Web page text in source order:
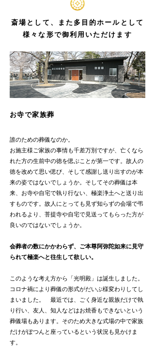
斎場として、また多目的ホールとして
様々な形で御利用いただけます
お寺で家族葬
誰のための葬儀なのか。
お施主様ご家族の事情も千差万別ですが、亡くなら
れた方の生前中の徳を偲ぶことが第一です。故人の
徳を改めて思い偲び、そして感謝し送り出すのが本
来の姿ではないでしょうか。そしてその葬儀は本
来、お寺や自宅で執り行ない、極楽浄土へと送り出
すものです。故人にとっても見ず知らずの会場で弔
われるより、菩提寺や自宅で見送ってもらった方が
良いのではないでしょうか。
会葬者の数にかかわらず、ご本尊阿弥陀如来に見守
られて極楽へと往生して欲しい。
このような考え方から「光明殿」は誕生しました。
コロナ禍により葬儀の形式がだいぶ様変わりしてし
まいました。 最近では、ごく身近な親族だけで執
り行い、友人、知人などはお焼香もできないという
葬儀場もあります。そのため大きな式場の中で家族
だけがぽつんと座っているという状況も見かけま
す。